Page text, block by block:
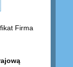
Firma